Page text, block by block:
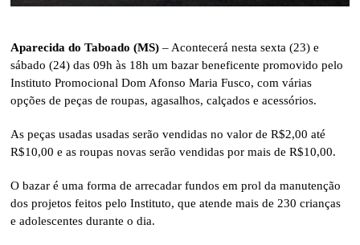
Aparecida do Taboado (MS) – Acontecerá nesta sexta (23) e
sábado (24) das 09h às 18h um bazar beneficente promovido pelo
Instituto Promocional Dom Afonso Maria Fusco, com várias
opções de peças de roupas, agasalhos, calçados e acessórios.
As peças usadas usadas serão vendidas no valor de R$2,00 até
R$10,00 e as roupas novas serão vendidas por mais de R$10,00.
O bazar é uma forma de arrecadar fundos em prol da manutenção
dos projetos feitos pelo Instituto, que atende mais de 230 crianças
e adolescentes durante o dia.